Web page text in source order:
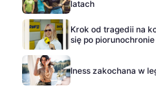
latach
Krok od tragedii na
się po
Iness zakochana w